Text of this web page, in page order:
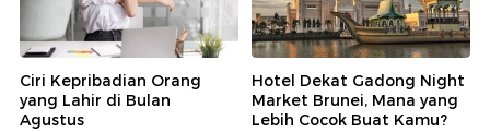
Ciri Kepribadian Orang
yang Lahir di Bulan
Agustus
Hotel Dekat Gadong Night
Market Brunei, Mana yang
Lebih Cocok Buat Kamu?